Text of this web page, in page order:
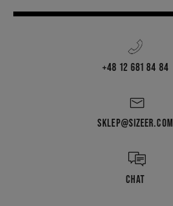
+48 12 681 84 84
SKLEP@SIZEER.COM
CHAT